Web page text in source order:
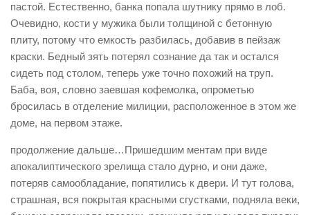
пастой. Естественно, банка попала шутнику прямо в лоб.
Очевидно, кости у мужика были толщиной с бетонную
плиту, потому что емкость разбилась, добавив в пейзаж
краски. Бедный зять потерял сознание да так и остался
сидеть под столом, теперь уже точно похожий на труп.
Баба, воя, словно заевшая кофемолка, опрометью
бросилась в отделение милиции, расположенное в этом же
доме, на первом этаже.
продолжение дальше…Пришедшим ментам при виде
апокалиптического зрелища стало дурно, и они даже,
потеряв самообладание, попятились к двери. И тут голова,
страшная, вся покрытая красными сгустками, подняла веки,